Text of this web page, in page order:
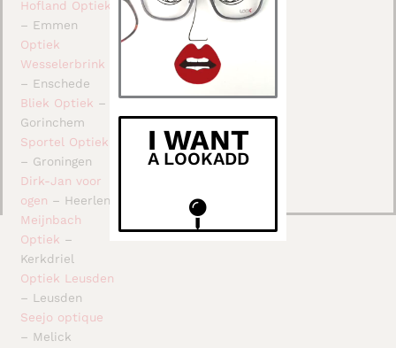
Hofland Optiek
– Emmen
Optiek
Wesselerbrink
– Enschede
Bliek Optiek –
Gorinchem
Sportel Optiek
– Groningen
Dirk-Jan voor
ogen – Heerlen
Meijnbach
Optiek –
Kerkdriel
Optiek Leusden
– Leusden
Seejo optique
– Melick
I WANT
A LOOKADD